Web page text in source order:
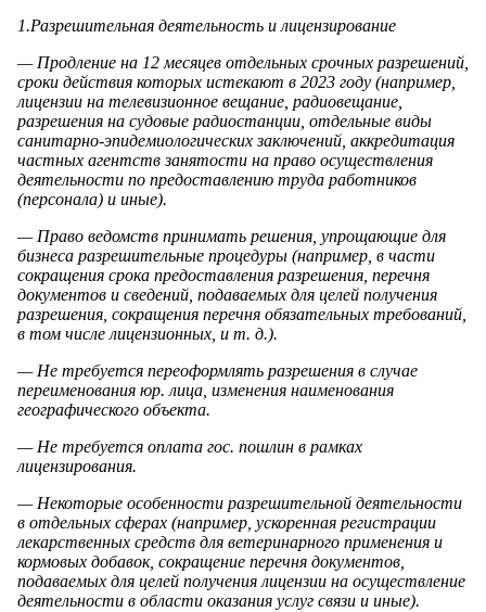
1.Разрешительная деятельность и лицензирование
— Продление на 12 месяцев отдельных срочных разрешений,
сроки действия которых истекают в 2023 году (например,
лицензии на телевизионное вещание, радиовещание,
разрешения на судовые радиостанции, отдельные виды
санитарно-эпидемиологических заключений, аккредитация
частных агентств занятости на право осуществления
деятельности по предоставлению труда работников
(персонала) и иные).
— Право ведомств принимать решения, упрощающие для
бизнеса разрешительные процедуры (например, в части
сокращения срока предоставления разрешения, перечня
документов и сведений, подаваемых для целей получения
разрешения, сокращения перечня обязательных требований,
в том числе лицензионных, и т. д.).
— Не требуется переоформлять разрешения в случае
переименования юр. лица, изменения наименования
географического объекта.
— Не требуется оплата гос. пошлин в рамках
лицензирования.
— Некоторые особенности разрешительной деятельности
в отдельных сферах (например, ускоренная регистрации
лекарственных средств для ветеринарного применения и
кормовых добавок, сокращение перечня документов,
подаваемых для целей получения лицензии на осуществление
деятельности в области оказания услуг связи и иные).